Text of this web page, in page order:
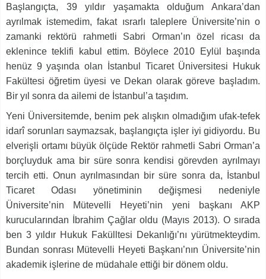
Başlangıçta, 39 yıldır yaşamakta olduğum Ankara’dan
ayrılmak istemedim, fakat ısrarlı taleplere Üniversite’nin o
zamanki rektörü rahmetli Sabri Orman’ın özel ricası da
eklenince teklifi kabul ettim. Böylece 2010 Eylül başında
henüz 9 yaşında olan İstanbul Ticaret Üniversitesi Hukuk
Fakültesi öğretim üyesi ve Dekan olarak göreve başladım.
Bir yıl sonra da ailemi de İstanbul’a taşıdım.
Yeni Üniversitemde, benim pek alışkın olmadığım ufak-tefek
idarî sorunları saymazsak, başlangıçta işler iyi gidiyordu. Bu
elverişli ortamı büyük ölçüde Rektör rahmetli Sabri Orman’a
borçluyduk ama bir süre sonra kendisi görevden ayrılmayı
tercih etti. Onun ayrılmasından bir süre sonra da, İstanbul
Ticaret Odası yönetiminin değişmesi nedeniyle
Üniversite’nin Mütevelli Heyeti’nin yeni başkanı AKP
kurucularından İbrahim Çağlar oldu (Mayıs 2013). O sırada
ben 3 yıldır Hukuk Fakülltesi Dekanlığı’nı yürütmekteydim.
Bundan sonrası Mütevelli Heyeti Başkanı’nın Üniversite’nin
akademik işlerine de müdahale ettiği bir dönem oldu.